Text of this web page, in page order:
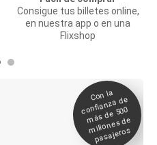
Consigue tus billetes online,
en nuestra app o en una
Flixshop
Con la
confianza de
más de 500
millones de
pasajeros